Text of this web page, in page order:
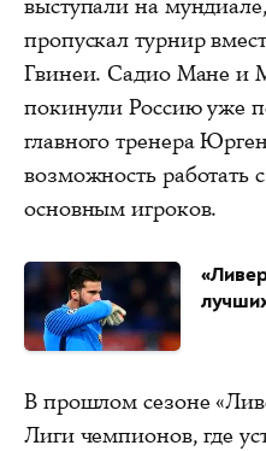
выступали на
пропускал турнир
Гвинеи. Садио Мане и
покинули Россию уже
главного тренера
возможность работать
основным игроков.
В прошлом сезоне
Лиги чемпионов, где